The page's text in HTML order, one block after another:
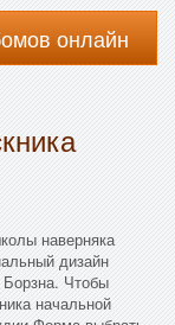
онлайн
наверняка
дизайн
Борзна. Чтобы
начальной